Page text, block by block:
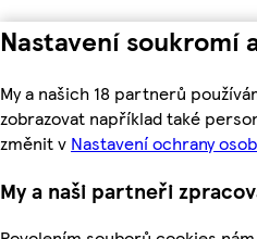
Nastavení soukromí
My a našich 18 partnerů
zobrazovat například také
změnit v Nastavení ochrany
My a naši partneři